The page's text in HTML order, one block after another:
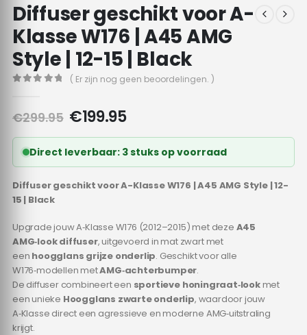
Diffuser geschikt voor A-
Klasse W176 | A45 AMG
Style | 12-15 | Black
( Er zijn nog geen beoordelingen. )
€299.95 Oorspronkelijke
was:
€299.95.
€199.95Huidige
is:
€199.95.
Direct leverbaar: 3 stuks op voorraad
Diffuser geschikt voor A-Klasse W176 | A45 AMG Style | 12-
15 | Black
Upgrade jouw A‑Klasse W176 (2012–2015) met deze A45
AMG‑look diffuser, uitgevoerd in mat zwart met
een hoogglans grijze onderlip. Geschikt voor alle
W176‑modellen metAMG‑achterbumper.
De diffuser combineert een sportieve honingraat‑lookmet
een unieke Hoogglans zwarte onderlip, waardoor jouw
A‑Klasse direct een agressieve en moderne AMG‑uitstraling
krijgt.